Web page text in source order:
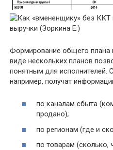
Формирование общего плана
виде нескольких планов
понятным для исполнителей.
например, получат
по каналам сбыта
продано);
по регионам (где и
по товарам (сколько,